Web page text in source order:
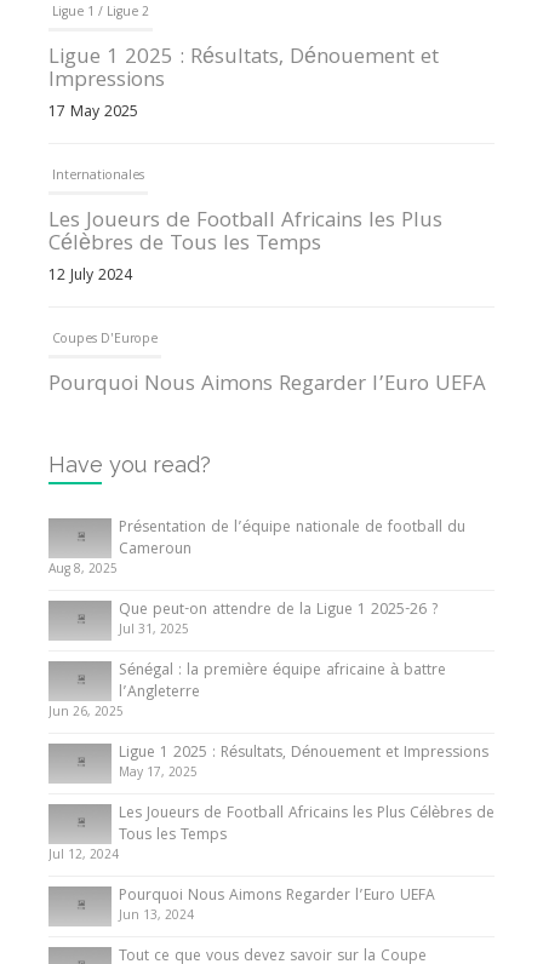
Ligue 1 / Ligue 2
Ligue 1 2025 : Résultats, Dénouement et
Impressions
17 May 2025
Internationales
Les Joueurs de Football Africains les Plus
Célèbres de Tous les Temps
12 July 2024
Coupes D'Europe
Pourquoi Nous Aimons Regarder l’Euro UEFA
Internationales
Tout ce que vous devez savoir sur la Coupe
d’Afrique des Nations
10 May 2024
Internationales
Présentation de l’équipe nationale de football
du Cameroun
8 August 2025
Have you read?
Présentation de l’équipe nationale de football du
Cameroun
Aug 8, 2025
Que peut-on attendre de la Ligue 1 2025-26 ?
Jul 31, 2025
Sénégal : la première équipe africaine à battre
l’Angleterre
Jun 26, 2025
Ligue 1 2025 : Résultats, Dénouement et Impressions
May 17, 2025
Les Joueurs de Football Africains les Plus Célèbres de
Tous les Temps
Jul 12, 2024
Pourquoi Nous Aimons Regarder l’Euro UEFA
Jun 13, 2024
Tout ce que vous devez savoir sur la Coupe